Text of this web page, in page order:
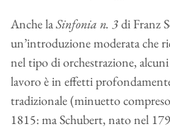
Anche laSinfonia n. 3di Franz
un’introduzione moderata che
nel tipo di orchestrazione,
lavoro è in effetti
tradizionale (minuetto
1815: ma Schubert, nato nel